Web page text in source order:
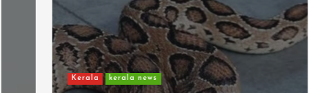
Kerala kerala news